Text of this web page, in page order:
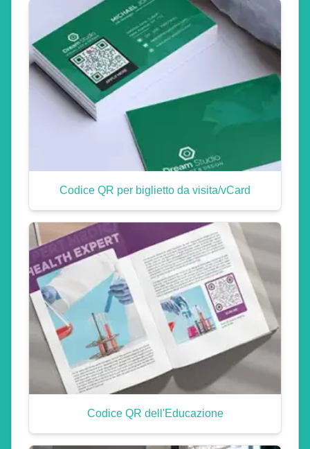
Codice QR per biglietto da visita/vCard
Codice QR dell'Educazione